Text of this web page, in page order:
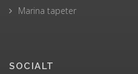
Marina tapeter
SOCIALT